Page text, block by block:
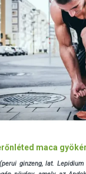
természetes
ízvilágú termékeket
teszik a mindennapi
maltodextrin, bio
(5% savtartalom): 1200
maca
ginzeng, lat.